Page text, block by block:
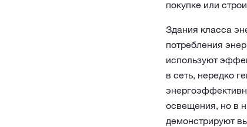
покупке или
Здания класса
потребления
используют
в сеть, нередко
освещения, но в
демонстрируют